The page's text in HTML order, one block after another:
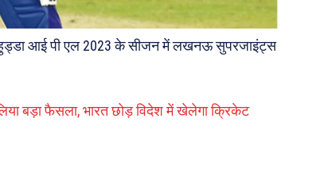
हुड्डा आई पी एल 2023 के सीजन में लखनऊ सुपरजाइंट्स
बड़ा फैसला, भारत छोड़ विदेश में खेलेगा क्रिकेट